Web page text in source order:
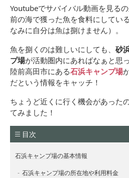
Youtubeでサバイバル動画を見る
前の海で獲った魚を食料にしてい
なみに自分は魚は捌けません）。
魚を捌くのは難しいにしても、 砂
プ場が活動圏内にあればなぁと思
陸前高田市にある石浜キャンプ場
だという情報をキャッチ！
ちょうど近くに行く機会があった
てみました！
目次
石浜キャンプ場の基本情報
石浜キャンプ場の所在地や利用料金